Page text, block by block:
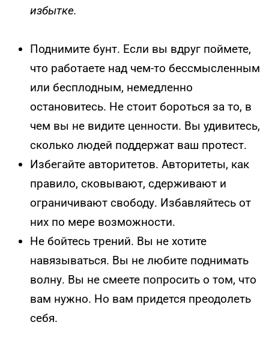
избытке.
Поднимите бунт. Если вы вдруг поймете,
что работаете над чем-то бессмысленным
или бесплодным, немедленно
остановитесь. Не стоит бороться за то, в
чем вы не видите ценности. Вы удивитесь,
сколько людей поддержат ваш протест.
Избегайте авторитетов. Авторитеты, как
правило, сковывают, сдерживают и
ограничивают свободу. Избавляйтесь от
них по мере возможности.
Не бойтесь трений. Вы не хотите
навязываться. Вы не любите поднимать
волну. Вы не смеете попросить о том, что
вам нужно. Но вам придется преодолеть
себя.